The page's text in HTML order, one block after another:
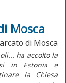
Mosca
di Mosca
ha accolto la
in Estonia e
la Chiesa